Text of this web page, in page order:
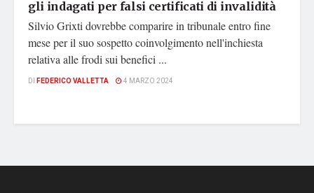
gli indagati per falsi certificati di invalidità
Silvio Grixti dovrebbe comparire in tribunale entro fine
mese per il suo sospetto coinvolgimento nell'inchiesta
relativa alle frodi sui benefici ...
DI FEDERICO VALLETTA 4 MARZO 2024